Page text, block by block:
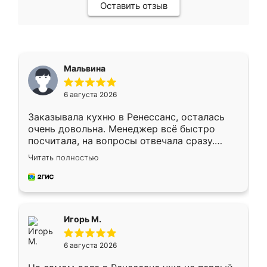
Оставить отзыв
Мальвина
6 августа 2026
Заказывала кухню в Ренессанс, осталась
очень довольна. Менеджер всё быстро
посчитала, на вопросы отвечала сразу.
Замерщик приехал в субботу, подошёл к
делу со всей ответственностью. Собрали
за день, ребята работали аккуратно, даже
Читать полностью
Игорь М.
6 августа 2026